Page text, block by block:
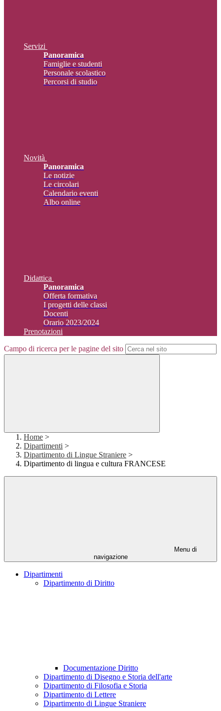
Servizi
Panoramica
Famiglie e studenti
Personale scolastico
Percorsi di studio
Novità
Panoramica
Le notizie
Le circolari
Calendario eventi
Albo online
Didattica
Panoramica
Offerta formativa
I progetti delle classi
Docenti
Orario 2023/2024
Prenotazioni
Campo di ricerca per le pagine del sito
Home >
Dipartimenti >
Dipartimento di Lingue Straniere >
Dipartimento di lingua e cultura FRANCESE
Menu di
navigazione
Dipartimenti
Dipartimento di Diritto
Documentazione Diritto
Dipartimento di Disegno e Storia dell'arte
Dipartimento di Filosofia e Storia
Dipartimento di Lettere
Dipartimento di Lingue Straniere